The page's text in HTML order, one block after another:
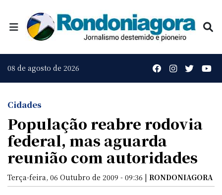
08 de agosto de 2026
Cidades
População reabre rodovia
federal, mas aguarda
reunião com autoridades
Terça-feira, 06 Outubro de 2009 - 09:36 | RONDONIAGORA